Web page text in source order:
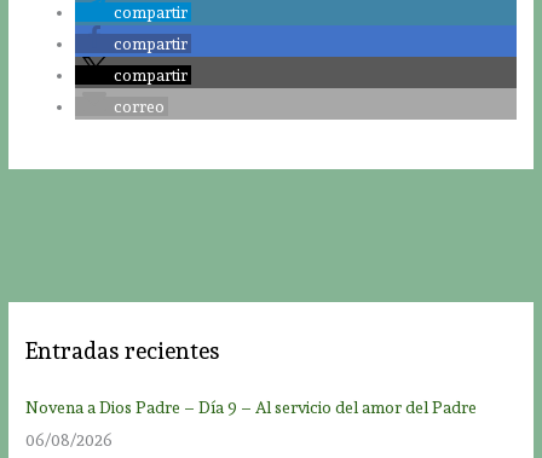
compartir
compartir
compartir
correo
Entradas recientes
Novena a Dios Padre – Día 9 – Al servicio del amor del Padre
06/08/2026